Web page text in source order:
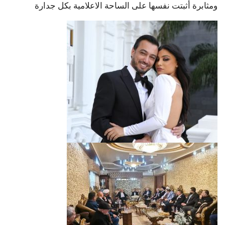
ومثابرة أثبتت نفسها على الساحة الاعلامية بكل جدارة